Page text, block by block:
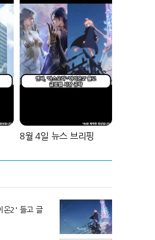
8월 4일 뉴스 브리핑
온2' 들고 글